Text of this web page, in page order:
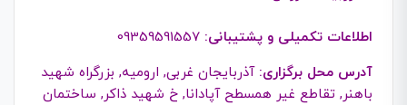
اطلاعات تکمیلی و پشتیبانی:
آدرس محل برگزاری: آذربایجان غربی, ارومیه, بزرگراه شهید
باهنر, تقاطع غیر همسطح آپادانا, خ شهید ذاکر, ساختمان